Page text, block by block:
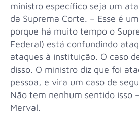
ministro específico seja um
da Suprema Corte. – Esse é
porque há muito tempo o
Federal) está confundindo
ataques à instituição. O caso
disso. O ministro diz que foi
pessoa, e vira um caso de
Não tem nenhum sentido isso
Merval.